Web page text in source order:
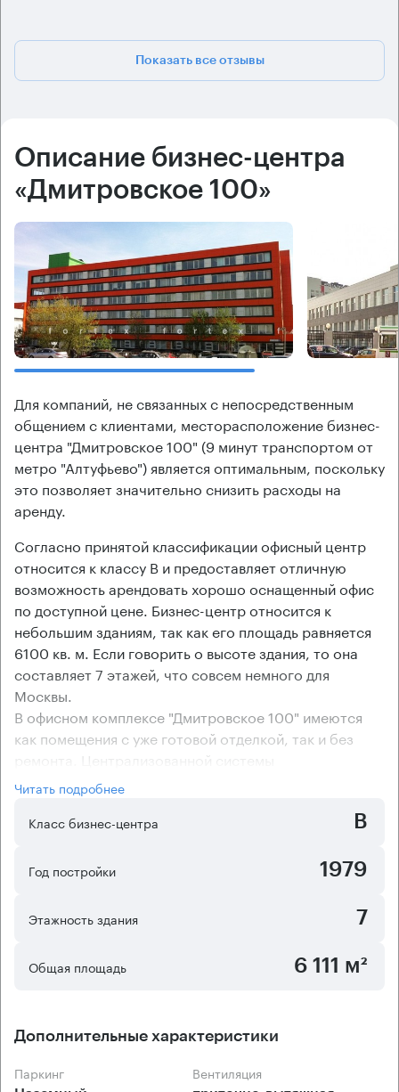
Показать все отзывы
Описание бизнес-центра
«Дмитровское 100»
Для компаний, не связанных с непосредственным
общением с клиентами, месторасположение бизнес-
центра "Дмитровское 100" (9 минут транспортом от
метро "Алтуфьево") является оптимальным, поскольку
это позволяет значительно снизить расходы на
аренду.
Согласно принятой классификации офисный центр
относится к классу В и предоставляет отличную
возможность арендовать хорошо оснащенный офис
по доступной цене. Бизнес-центр относится к
небольшим зданиям, так как его площадь равняется
6100 кв. м. Если говорить о высоте здания, то она
составляет 7 этажей, что совсем немного для
Москвы.
В офисном комплексе "Дмитровское 100" имеются
как помещения с уже готовой отделкой, так и без
ремонта. Централизованной системы
кондиционирования на объекте не предусмотрено,
но арендаторы могут оборудовать помещения
климатической техникой, для этого имеются все
Читать подробнее
Класс бизнес-центра
B
Год постройки 1979
Этажность здания 7
Общая площадь 6 111 м²
Дополнительные характеристики
Паркинг Вентиляция